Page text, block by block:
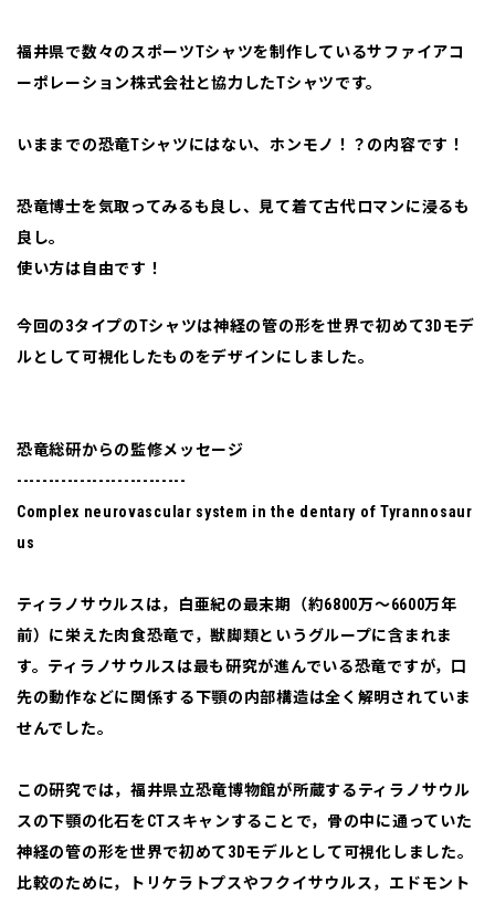
福井県で数々のスポーツTシャツを制作しているサファイアコ
ーポレーション株式会社と協力したTシャツです。
いままでの恐竜Tシャツにはない、ホンモノ！？の内容です！
恐竜博士を気取ってみるも良し、見て着て古代ロマンに浸るも
良し。
使い方は自由です！
今回の3タイプのTシャツは神経の管の形を世界で初めて3Dモデ
ルとして可視化したものをデザインにしました。
恐竜総研からの監修メッセージ
---------------------------
Complex neurovascular system in the dentary of Tyrannosaur
us
ティラノサウルスは，白亜紀の最末期（約6800万～6600万年
前）に栄えた肉食恐竜で，獣脚類というグループに含まれま
す。ティラノサウルスは最も研究が進んでいる恐竜ですが，口
先の動作などに関係する下顎の内部構造は全く解明されていま
せんでした。
この研究では，福井県立恐竜博物館が所蔵するティラノサウル
スの下顎の化石をCTスキャンすることで，骨の中に通っていた
神経の管の形を世界で初めて3Dモデルとして可視化しました。
比較のために，トリケラトプスやフクイサウルス，エドモント